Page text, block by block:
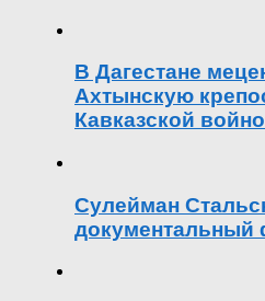
В Дагестане
Ахтынскую
Кавказской
Сулейман
документальный